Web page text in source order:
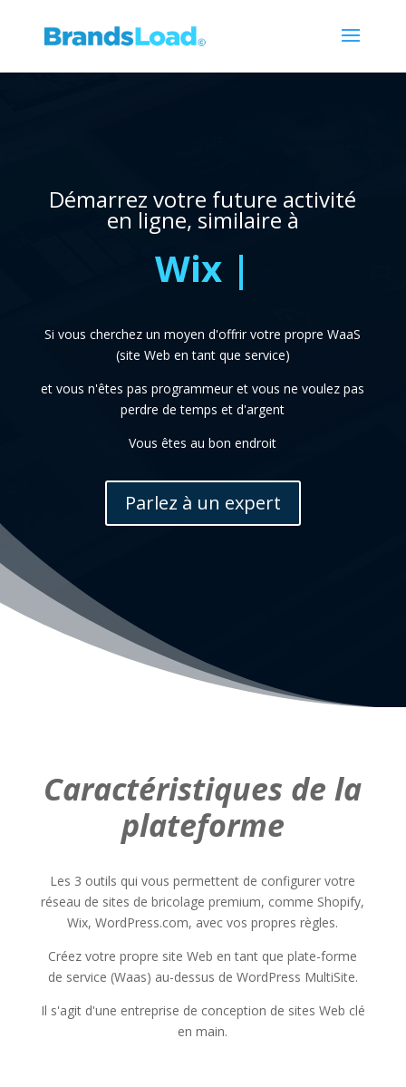
Démarrez votre future activité
en ligne, similaire à
Weebly
Si vous cherchez un moyen d'offrir votre propre WaaS
(site Web en tant que service)
et vous n'êtes pas programmeur et vous ne voulez pas
perdre de temps et d'argent
Vous êtes au bon endroit
Parlez à un expert
Caractéristiques de la
plateforme
Les 3 outils qui vous permettent de configurer votre
réseau de sites de bricolage premium, comme Shopify,
Wix, WordPress.com, avec vos propres règles.
Créez votre propre site Web en tant que plate-forme
de service (Waas) au-dessus de WordPress MultiSite.
Il s'agit d'une entreprise de conception de sites Web clé
en main.